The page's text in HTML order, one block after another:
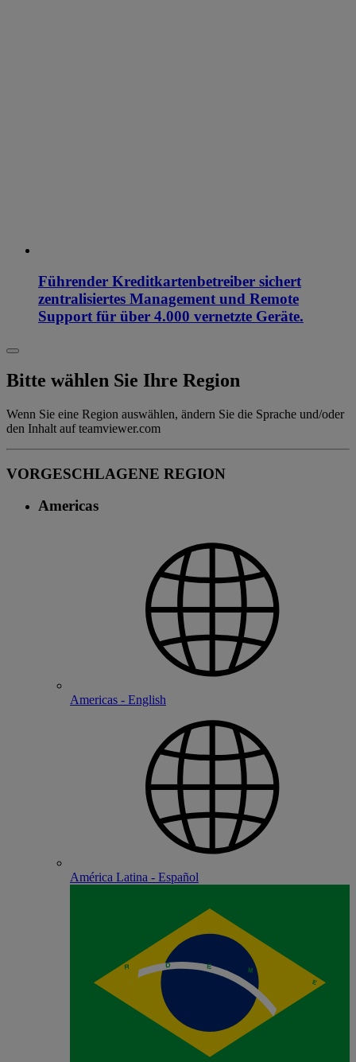
Führender Kreditkartenbetreiber sichert
zentralisiertes Management und Remote
Support für über 4.000 vernetzte Geräte.
Bitte wählen Sie Ihre Region
Wenn Sie eine Region auswählen, ändern Sie die Sprache und/oder
den Inhalt auf teamviewer.com
VORGESCHLAGENE REGION
Americas
Americas - English
América Latina - Español